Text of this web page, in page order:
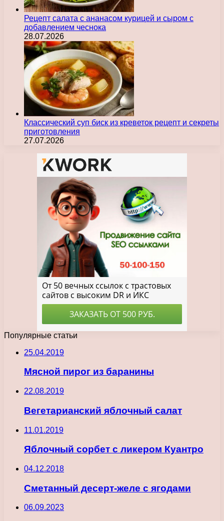
Рецепт салата с ананасом курицей и сыром с
добавлением чеснока
28.07.2026
Классический суп биск из креветок рецепт и секреты
приготовления
27.07.2026
Популярные статьи
25.04.2019
Мясной пирог из баранины
22.08.2019
Вегетарианский яблочный салат
11.01.2019
Яблочный сорбет с ликером Куантро
04.12.2018
Сметанный десерт-желе с ягодами
06.09.2023